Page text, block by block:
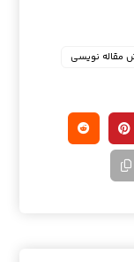
مقاله نویسی